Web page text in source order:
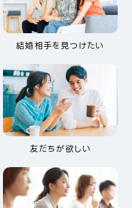
結婚相手を見つけたい
友だちが欲しい